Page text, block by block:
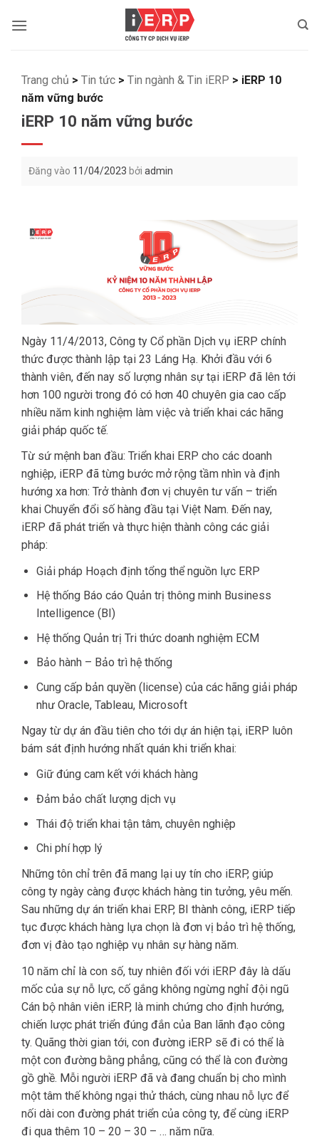
qua
Trang chủ > Tin tức > Tin ngành & Tin iERP > iERP 10
năm vững bước
iERP 10 năm vững bước
Đăng vào 11/04/2023 bởi admin
Ngày 11/4/2013, Công ty Cổ phần Dịch vụ iERP chính
thức được thành lập tại 23 Láng Hạ. Khởi đầu với 6
thành viên, đến nay số lượng nhân sự tại iERP đã lên tới
hơn 100 người trong đó có hơn 40 chuyên gia cao cấp
nhiều năm kinh nghiệm làm việc và triển khai các hãng
giải pháp quốc tế.
Từ sứ mệnh ban đầu: Triển khai ERP cho các doanh
nghiệp, iERP đã từng bước mở rộng tầm nhìn và định
hướng xa hơn: Trở thành đơn vị chuyên tư vấn – triển
khai Chuyển đổi số hàng đầu tại Việt Nam. Đến nay,
iERP đã phát triển và thực hiện thành công các giải
pháp:
Giải pháp Hoạch định tổng thể nguồn lực ERP
Hệ thống Báo cáo Quản trị thông minh Business
Intelligence (BI)
Hệ thống Quản trị Tri thức doanh nghiệm ECM
Bảo hành – Bảo trì hệ thống
Cung cấp bản quyền (license) của các hãng giải pháp
như Oracle, Tableau, Microsoft
Ngay từ dự án đầu tiên cho tới dự án hiện tại, iERP luôn
bám sát định hướng nhất quán khi triển khai:
Giữ đúng cam kết với khách hàng
Đảm bảo chất lượng dịch vụ
Thái độ triển khai tận tâm, chuyên nghiệp
Chi phí hợp lý
Những tôn chỉ trên đã mang lại uy tín cho iERP, giúp
công ty ngày càng được khách hàng tin tưởng, yêu mến.
Sau những dự án triển khai ERP, BI thành công, iERP tiếp
tục được khách hàng lựa chọn là đơn vị bảo trì hệ thống,
đơn vị đào tạo nghiệp vụ nhân sự hàng năm.
10 năm chỉ là con số, tuy nhiên đối với iERP đây là dấu
mốc của sự nỗ lực, cố gắng không ngừng nghỉ đội ngũ
Cán bộ nhân viên iERP, là minh chứng cho định hướng,
chiến lược phát triển đúng đắn của Ban lãnh đạo công
ty. Quãng thời gian tới, con đường iERP sẽ đi có thể là
một con đường bằng phẳng, cũng có thể là con đường
gồ ghề. Mỗi người iERP đã và đang chuẩn bị cho mình
một tâm thế không ngại thử thách, cùng nhau nỗ lực để
nối dài con đường phát triển của công ty, để cùng iERP
đi qua thêm 10 – 20 – 30 – … năm nữa.